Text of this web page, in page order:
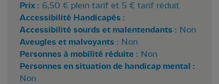
Prix : 6,50 € plein tarif et 5 € tarif réduit
Accessibilité Handicapés :
Accessibilité sourds et malentendants : Non
Aveugles et malvoyants : Non
Personnes à mobilité réduite : Non
Personnes en situation de handicap mental :
Non